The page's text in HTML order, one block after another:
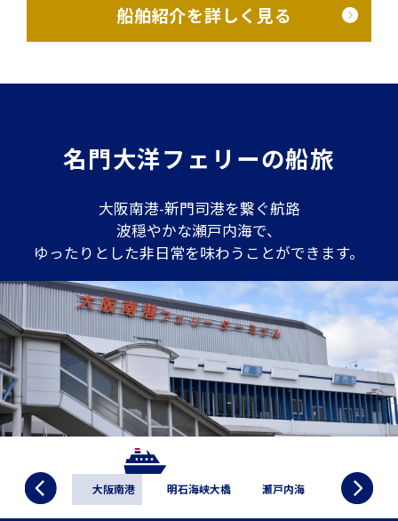
船舶紹介を詳しく見る
名門大洋フェリーの船旅
大阪南港-新門司港を繋ぐ航路
波穏やかな瀬戸内海で、
ゆったりとした非日常を味わうことができます。
新門司港 大阪南港 明石海峡大橋 瀬戸内海 瀬戸大橋